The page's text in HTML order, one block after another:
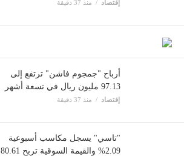
إقتصاد منذ 37 دقيقة
أرباح "جمجوم فاشن" ترتفع إلى
97.13 مليون ريال في تسعة أشهر
إقتصاد منذ 37 دقيقة
"تاسي" يسجل مكاسب أسبوعية
2.09% والقيمة السوقية تربح 80.61